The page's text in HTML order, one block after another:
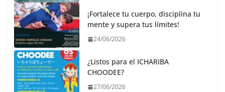
¡Fortalece tu cuerpo, disciplina tu
mente y supera tus límites!
24/06/2026
¿Listos para el ICHARIBA
CHOODEE?
27/06/2026